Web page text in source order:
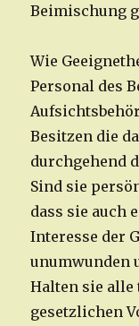
Beimischung
Wie
Personal des
Besitzen die
durchgehend
Sind sie
dass sie auch
Interesse der
unumwunden
Halten sie alle
gesetzlichen